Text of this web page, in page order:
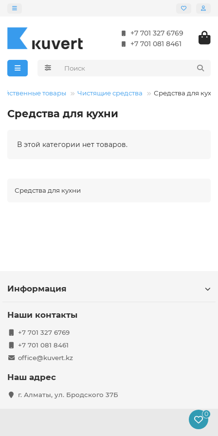
+7 701 327 6769
+7 701 081 8461
товары Чистящие средства Средства для
Средства для кухни
В этой категории нет товаров.
Средства для кухни
Информация
Наши контакты
+7 701 327 6769
+7 701 081 8461
office@kuvert.kz
Наш адрес
г. Алматы, ул. Бродского 37Б
0